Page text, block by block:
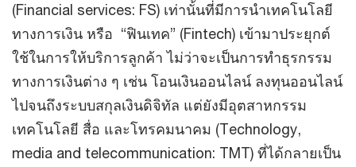
(Financial services: FS) เท่านั้นที่มีการนำเทคโนโลยี
ทางการเงิน หรือ “ฟินเทค” (Fintech) เข้ามาประยุกต์
ใช้ในการให้บริการลูกค้า ไม่ว่าจะเป็นการทำธุรกรรม
ทางการเงินต่าง ๆ เช่น โอนเงินออนไลน์ ลงทุนออนไลน์
ไปจนถึงระบบสกุลเงินดิจิทัล แต่ยังมีอุตสาหกรรม
เทคโนโลยี สื่อ และโทรคมนาคม (Technology,
media and telecommunication: TMT) ที่ได้กลายเป็น